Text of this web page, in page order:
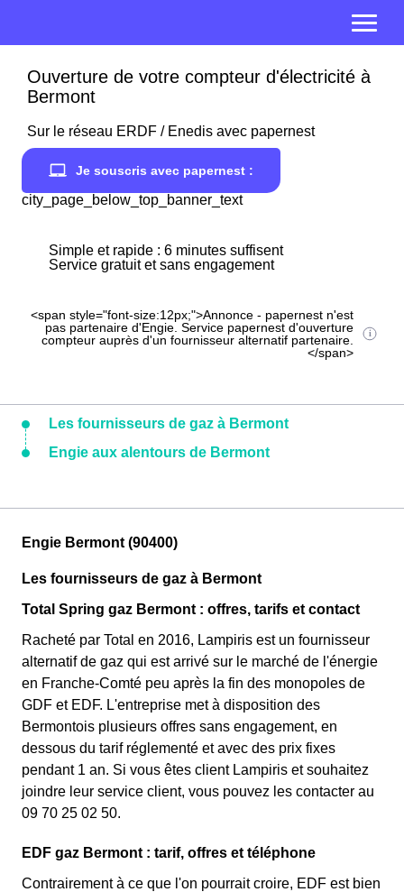
Ouverture de votre compteur d'électricité à
Bermont
Sur le réseau ERDF / Enedis avec papernest
Je souscris avec papernest :
city_page_below_top_banner_text
Simple et rapide : 6 minutes suffisent
Service gratuit et sans engagement
<span style="font-size:12px;">Annonce - papernest n'est
pas partenaire d'Engie. Service papernest d'ouverture
compteur auprès d'un fournisseur alternatif partenaire.
</span>
Les fournisseurs de gaz à Bermont
Engie aux alentours de Bermont
Engie Bermont (90400)
Les fournisseurs de gaz à Bermont
Total Spring gaz Bermont : offres, tarifs et contact
Racheté par Total en 2016, Lampiris est un fournisseur
alternatif de gaz qui est arrivé sur le marché de l'énergie
en Franche-Comté peu après la fin des monopoles de
GDF et EDF. L'entreprise met à disposition des
Bermontois plusieurs offres sans engagement, en
dessous du tarif réglementé et avec des prix fixes
pendant 1 an. Si vous êtes client Lampiris et souhaitez
joindre leur service client, vous pouvez les contacter au
09 70 25 02 50.
EDF gaz Bermont : tarif, offres et téléphone
Contrairement à ce que l'on pourrait croire, EDF est bien